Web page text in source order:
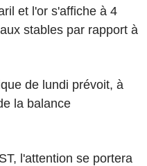
et l'or s'affiche à 4
stables par rapport à
de lundi prévoit, à
la balance
l'attention se portera